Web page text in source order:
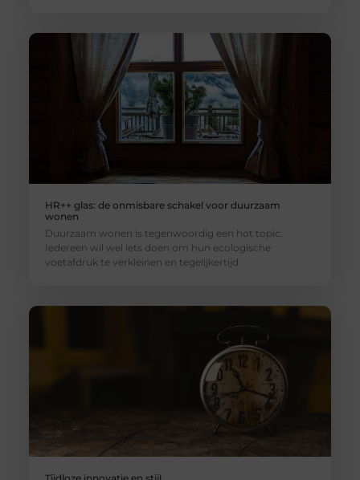
HR++ glas: de onmisbare schakel voor duurzaam
wonen
Duurzaam wonen is tegenwoordig een hot topic.
Iedereen wil wel iets doen om hun ecologische
voetafdruk te verkleinen en tegelijkertijd